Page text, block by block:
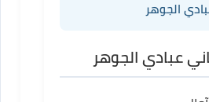
الجوهر
عبادي الجوهر